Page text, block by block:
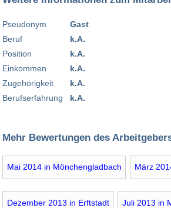
Pseudonym
Beruf
Position
Einkommen
Zugehörigkeit
Berufserfahrung
Gast
k.A.
k.A.
k.A.
k.A.
k.A.
Mehr Bewertungen des
Mai 2014 in Mönchengladbach März
Dezember 2013 in Erftstadt Juli 2013 in